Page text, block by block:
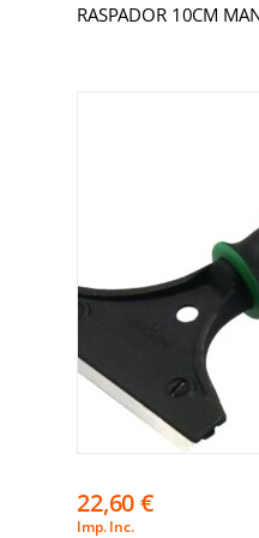
RASPADOR 10CM
22,60€
Imp. Inc.